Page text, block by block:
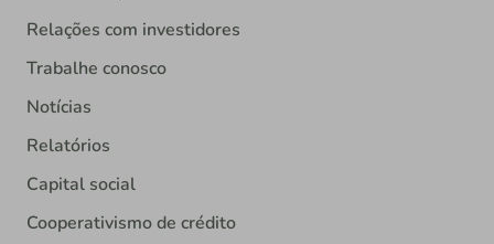
Relações com investidores
Trabalhe conosco
Notícias
Relatórios
Capital social
Cooperativismo de crédito